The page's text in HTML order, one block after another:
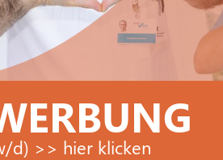
d) >> hier klicken